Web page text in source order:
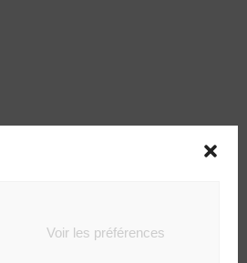
Voir les préférences